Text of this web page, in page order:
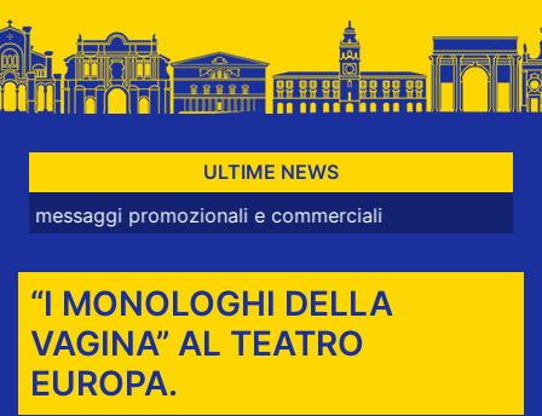
ULTIME NEWS
promozionali e commerciali
“I MONOLOGHI DELLA
VAGINA” AL TEATRO
EUROPA.